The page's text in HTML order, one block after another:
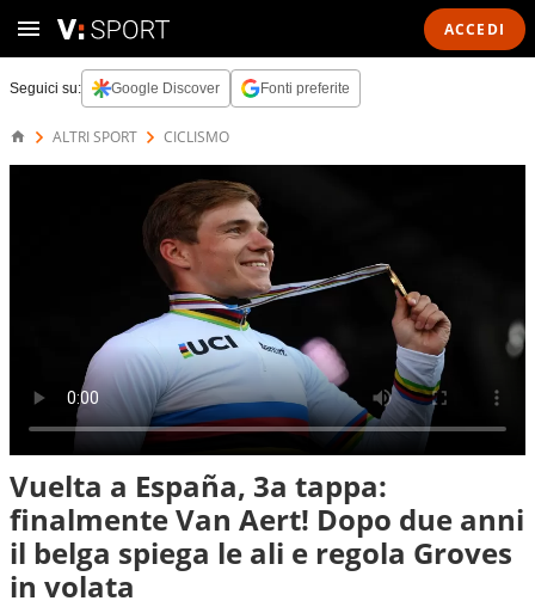
ACCEDI
Seguici su: Google Discover Fonti preferite
ALTRI SPORT CICLISMO
Vuelta a España, 3a tappa:
finalmente Van Aert! Dopo due anni
il belga spiega le ali e regola Groves
in volata